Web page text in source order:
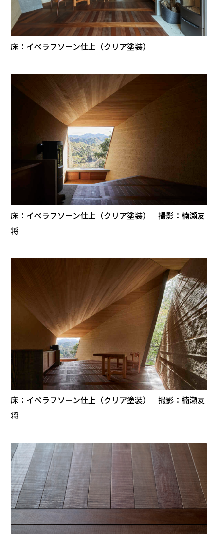
床：イペラフソーン仕上（クリア塗装）
床：イペラフソーン仕上（クリア塗装） 撮影：楠瀬友
将
床：イペラフソーン仕上（クリア塗装） 撮影：楠瀬友
将